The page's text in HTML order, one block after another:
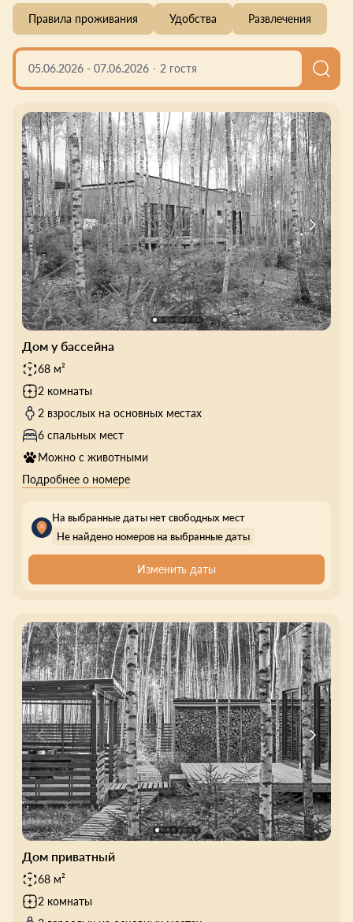
Правила проживания Удобства Развлечения
05.06.2026 - 07.06.2026 2 гостя
Дом у бассейна
68 м²
2 комнаты
2 взрослых на основных местах
6 спальных мест
Можно с животными
Подробнее о номере
На выбранные даты нет свободных мест
Не найдено номеров на выбранные даты
Изменить даты
Дом приватный
68 м²
2 комнаты